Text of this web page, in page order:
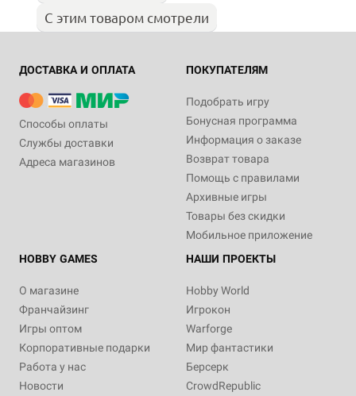
С этим товаром смотрели
ДОСТАВКА И ОПЛАТА
Способы оплаты
Службы доставки
Адреса магазинов
ПОКУПАТЕЛЯМ
Подобрать игру
Бонусная программа
Информация о заказе
Возврат товара
Помощь с правилами
Архивные игры
Товары без скидки
Мобильное приложение
HOBBY GAMES
О магазине
Франчайзинг
Игры оптом
Корпоративные подарки
Работа у нас
Новости
НАШИ ПРОЕКТЫ
Hobby World
Игрокон
Warforge
Мир фантастики
Берсерк
CrowdRepublic